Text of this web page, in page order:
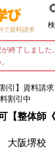
で資料請求
終了しました
割引】資料請
割引中
【整体師
大阪堺校